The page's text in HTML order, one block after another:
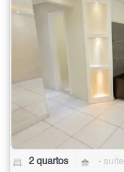
2 quartos - suíte